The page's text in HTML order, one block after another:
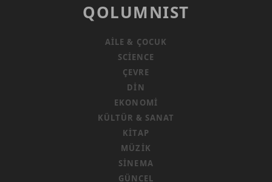
QOLUMNIST
AILE & ÇOCUK
SCIENCE
ÇEVRE
DIN
EKONOMI
KÜLTÜR & SANAT
KITAP
MÜZIK
SINEMA
GÜNCEL